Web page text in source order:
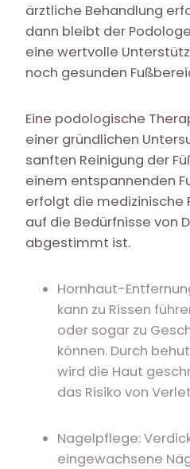
ärztliche Behandlung
dann bleibt der
eine wertvolle
noch gesunden
Eine podologische
einer gründlichen
sanften Reinigung der
einem entspannenden
erfolgt die medizinische
auf die Bedürfnisse von
abgestimmt ist.
Hornhaut-
kann zu Rissen
oder sogar zu
können. Durch
wird die Haut
das Risiko von
Nagelpflege:
eingewachsene